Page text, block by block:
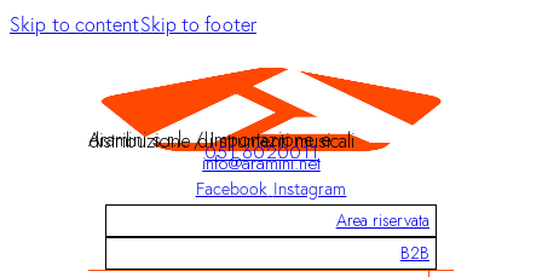
Skip to contentSkip to footer
Aramini s.r.l. / Importazione e distribuzione di strumenti musicali
051 6020011
info@aramini.net
Facebook Instagram
Area riservata
B2B